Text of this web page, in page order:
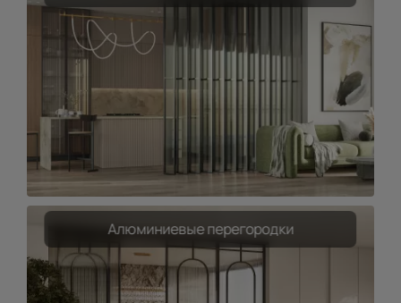
Алюминиевые перегородки